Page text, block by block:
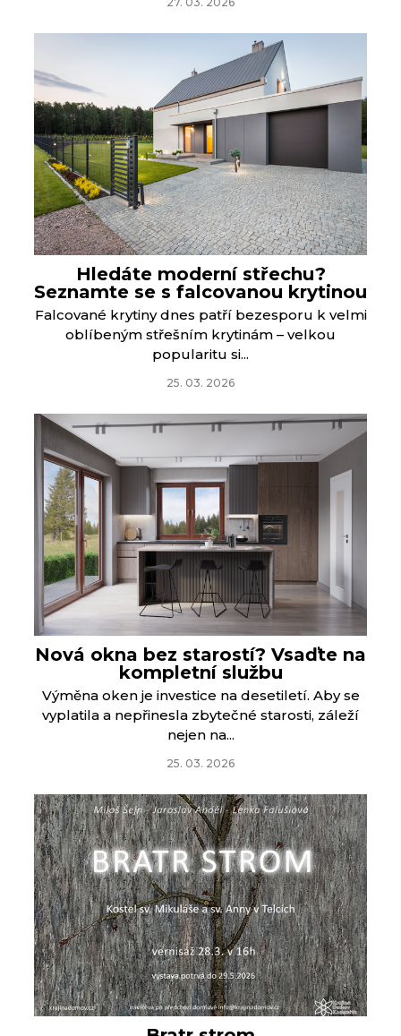
Hledáte moderní střechu?
Seznamte se s falcovanou krytinou
Falcované krytiny dnes patří bezesporu k velmi
oblíbeným střešním krytinám – velkou
popularitu si...
25. 03. 2026
Nová okna bez starostí? Vsaďte na
kompletní službu
Výměna oken je investice na desetiletí. Aby se
vyplatila a nepřinesla zbytečné starosti, záleží
nejen na...
25. 03. 2026